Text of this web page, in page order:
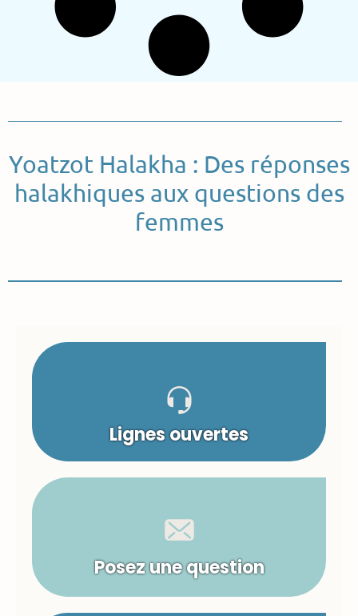
Yoatzot Halakha : Des réponses
halakhiques aux questions des
femmes
Lignes ouvertes
Posez une question